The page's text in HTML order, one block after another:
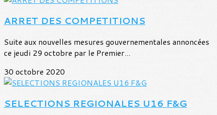
ARRET DES COMPETITIONS
Suite aux nouvelles mesures gouvernementales annoncées
ce jeudi 29 octobre par le Premier...
30 octobre 2020
SELECTIONS REGIONALES U16 F&G